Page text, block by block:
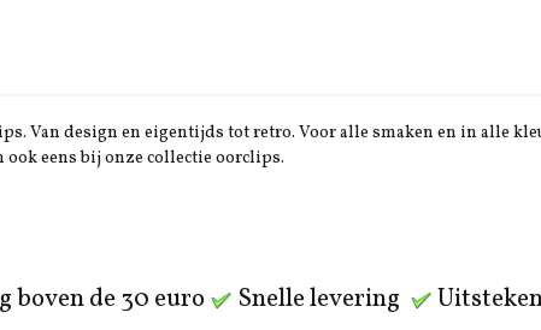
Van design en eigentijds tot retro. Voor alle smaken en in alle
eens bij onze collectie oorclips.
boven de 30 euro Snelle levering